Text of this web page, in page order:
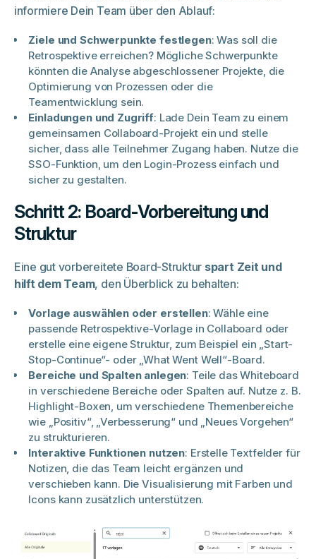
informiere Dein Team über den Ablauf:
Ziele und Schwerpunkte festlegen: Was soll die
Retrospektive erreichen? Mögliche Schwerpunkte
könnten die Analyse abgeschlossener Projekte, die
Optimierung von Prozessen oder die
Teamentwicklung sein.
Einladungen und Zugriff: Lade Dein Team zu einem
gemeinsamen Collaboard-Projekt ein und stelle
sicher, dass alle Teilnehmer Zugang haben. Nutze die
SSO-Funktion, um den Login-Prozess einfach und
sicher zu gestalten.
Schritt 2: Board-Vorbereitung und
Struktur
Eine gut vorbereitete Board-Struktur spart Zeit und
hilft dem Team, den Überblick zu behalten:
Vorlage auswählen oder erstellen: Wähle eine
passende Retrospektive-Vorlage in Collaboard oder
erstelle eine eigene Struktur, zum Beispiel ein „Start-
Stop-Continue“- oder „What Went Well“-Board.
Bereiche und Spalten anlegen: Teile das Whiteboard
in verschiedene Bereiche oder Spalten auf. Nutze z. B.
Highlight-Boxen, um verschiedene Themenbereiche
wie „Positiv“, „Verbesserung“ und „Neues Vorgehen“
zu strukturieren.
Interaktive Funktionen nutzen: Erstelle Textfelder für
Notizen, die das Team leicht ergänzen und
verschieben kann. Die Visualisierung mit Farben und
Icons kann zusätzlich unterstützen.